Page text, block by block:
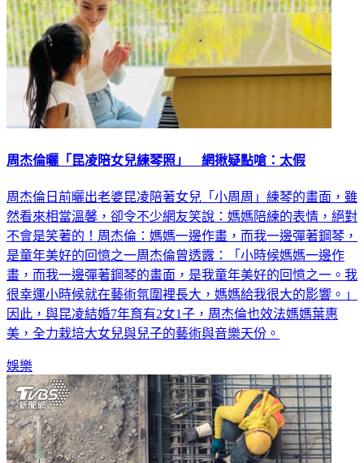
周杰倫曬「昆凌陪女兒練琴照」 網揪疑點嗆：太假
周杰倫日前曬出老婆昆凌陪著女兒「小周周」練琴的畫面，雖
然看來相當溫馨，卻令不少網友笑說：媽媽陪練的表情，絕對
不會是笑著的！周杰倫：媽媽一邊作畫，而我一邊彈著鋼琴，
是童年美好的回憶之一周杰倫曾透露：「小時候媽媽一邊作
畫，而我一邊彈著鋼琴的畫面，是我童年美好的回憶之一。我
很幸運小時候就在藝術氛圍裡長大，媽媽給我很大的影響。」
因此，與昆凌結婚7年育有2女1子，周杰倫也效法媽媽葉惠
美，全力栽培大女兒與兒子的藝術與音樂天份。
娛樂